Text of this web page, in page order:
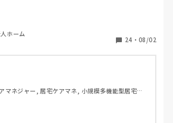
ホーム
24 ・ 08/02
マネジャー, 居宅ケアマネ, 小規模多機能型居宅介